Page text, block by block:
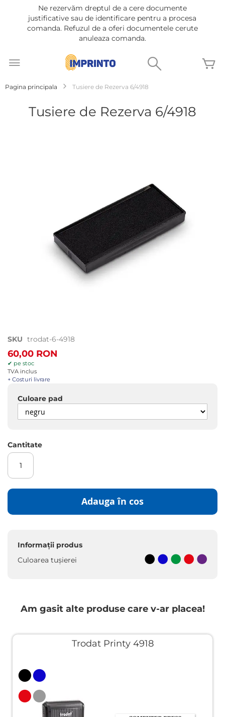
Ne rezervăm dreptul de a cere documente
justificative sau de identificare pentru a procesa
comanda. Refuzul de a oferi documentele cerute
anuleaza comanda.
la
Pagina principala Tusiere de Rezerva 6/4918
Tusiere de Rezerva 6/4918
Treci
la
începutul
galeriei
de
SKU trodat-6-4918
60,00 RON
✔ pe stoc
TVA inclus
+ Costuri livrare
Culoare pad
Cantitate
Adauga în cos
Informații produs
Culoarea tușierei
Am gasit alte produse care v-ar placea!
Trodat Printy 4918